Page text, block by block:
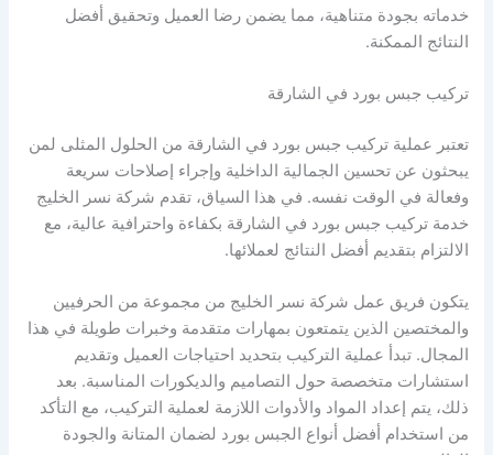
خدماته بجودة متناهية، مما يضمن رضا العميل وتحقيق أفضل
النتائج الممكنة.
تركيب جبس بورد في الشارقة
تعتبر عملية تركيب جبس بورد في الشارقة من الحلول المثلى لمن
يبحثون عن تحسين الجمالية الداخلية وإجراء إصلاحات سريعة
وفعالة في الوقت نفسه. في هذا السياق، تقدم شركة نسر الخليج
خدمة تركيب جبس بورد في الشارقة بكفاءة واحترافية عالية، مع
الالتزام بتقديم أفضل النتائج لعملائها.
يتكون فريق عمل شركة نسر الخليج من مجموعة من الحرفيين
والمختصين الذين يتمتعون بمهارات متقدمة وخبرات طويلة في هذا
المجال. تبدأ عملية التركيب بتحديد احتياجات العميل وتقديم
استشارات متخصصة حول التصاميم والديكورات المناسبة. بعد
ذلك، يتم إعداد المواد والأدوات اللازمة لعملية التركيب، مع التأكد
من استخدام أفضل أنواع الجبس بورد لضمان المتانة والجودة